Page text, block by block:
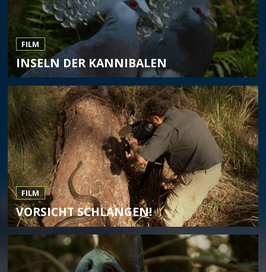
FILM
INSELN DER KANNIBALEN
FILM
VORSICHT SCHLANGEN!